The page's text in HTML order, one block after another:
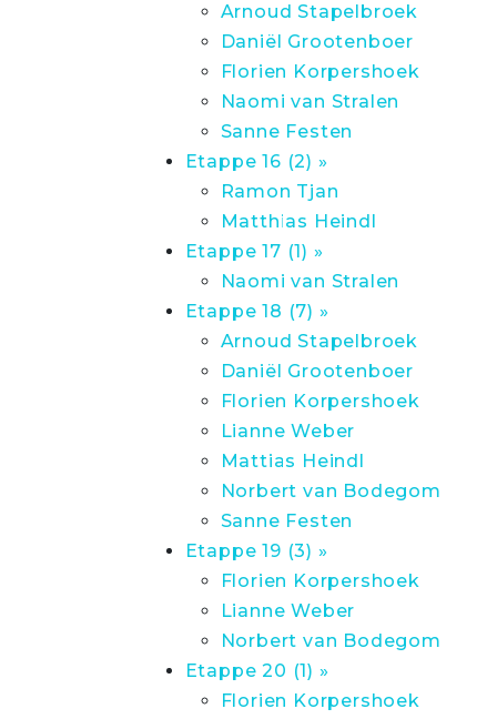
Arnoud Stapelbroek
Daniël Grootenboer
Florien Korpershoek
Naomi van Stralen
Sanne Festen
Etappe 16 (2) »
Ramon Tjan
Matthias Heindl
Etappe 17 (1) »
Naomi van Stralen
Etappe 18 (7) »
Arnoud Stapelbroek
Daniël Grootenboer
Florien Korpershoek
Lianne Weber
Mattias Heindl
Norbert van Bodegom
Sanne Festen
Etappe 19 (3) »
Florien Korpershoek
Lianne Weber
Norbert van Bodegom
Etappe 20 (1) »
Florien Korpershoek